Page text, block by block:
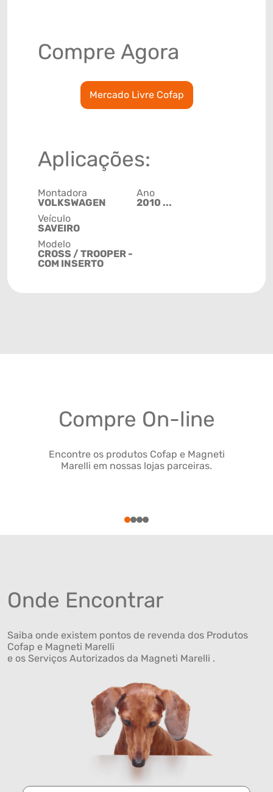
Compre Agora
Mercado Livre Cofap
Aplicações:
Montadora
VOLKSWAGEN
Veículo
SAVEIRO
Modelo
CROSS / TROOPER -
COM INSERTO
Ano
2010 ...
Compre On-line
Encontre os produtos Cofap e Magneti
Marelli em nossas lojas parceiras.
1234
Onde Encontrar
Saiba onde existem pontos de revenda dos Produtos
Cofap e Magneti Marelli
e os Serviços Autorizados da Magneti Marelli .